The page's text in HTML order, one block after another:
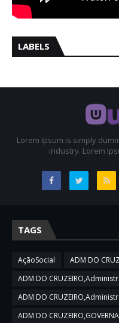
LABELS
Lorem Ipsum is simply
industry. Lorem
TAGS
AçãoSocial
ADM DO
ADM DO
ADM DO
ADM DO